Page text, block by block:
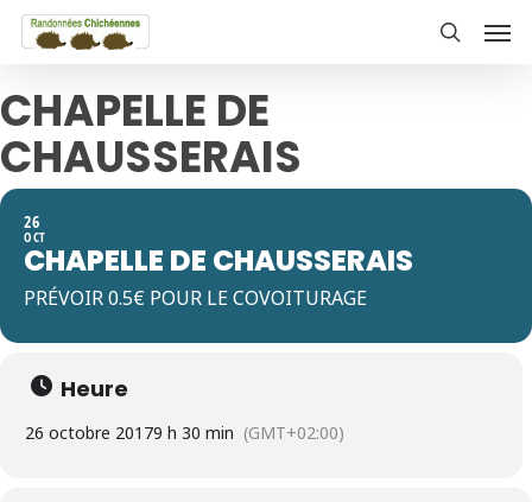
Skip
content
CHAPELLE DE
CHAUSSERAIS
26
OCT
CHAPELLE DE CHAUSSERAIS
PRÉVOIR 0.5€ POUR LE COVOITURAGE
Heure
26 octobre 20179 h 30 min (GMT+02:00)